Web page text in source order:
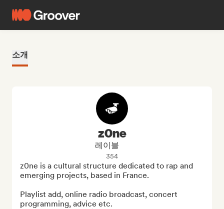
소개
z0ne
레이블
354
z0ne is a cultural structure dedicated to rap and
emerging projects, based in France.
Playlist add, online radio broadcast, concert
programming, advice etc.